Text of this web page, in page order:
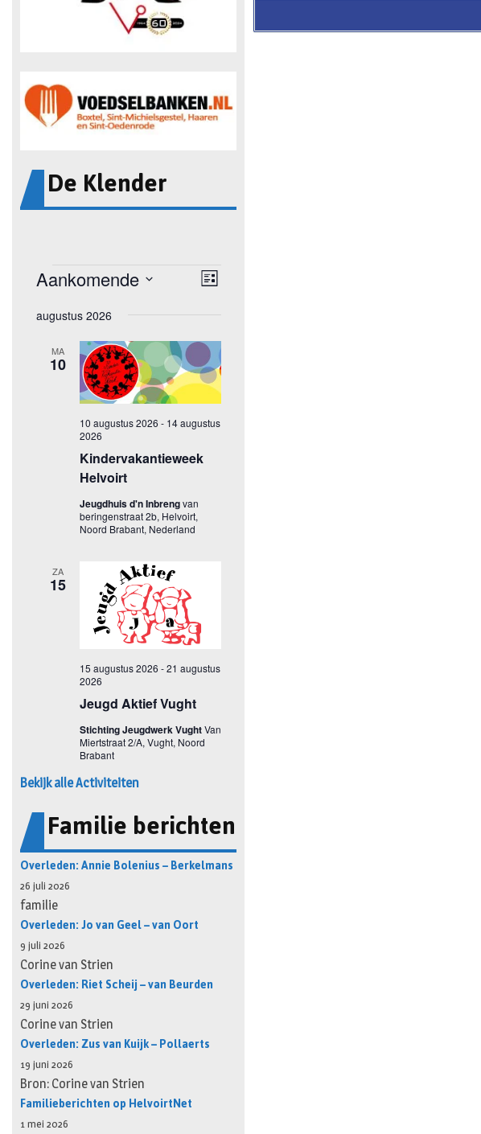
De Klender
Bekijk alle Activiteiten
Familie berichten
Overleden: Annie Bolenius – Berkelmans
26 juli 2026
familie
Overleden: Jo van Geel – van Oort
9 juli 2026
Corine van Strien
Overleden: Riet Scheij – van Beurden
29 juni 2026
Corine van Strien
Overleden: Zus van Kuijk – Pollaerts
19 juni 2026
Bron: Corine van Strien
Familieberichten op HelvoirtNet
1 mei 2026